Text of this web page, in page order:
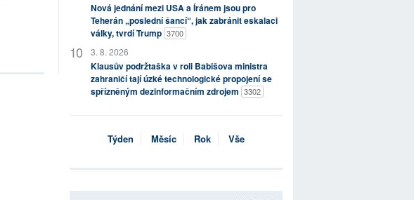
Nová jednání mezi USA a Íránem jsou pro
Teherán „poslední šancí“, jak zabránit eskalaci
války, tvrdí Trump 3700
3. 8. 2026
Klausův podržtaška v roli Babišova ministra
zahraničí tají úzké technologické propojení se
spřízněným dezinformačním zdrojem 3302
Týden Měsíc Rok Vše